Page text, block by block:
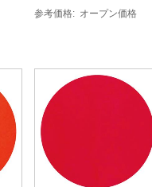
参考価格 オープン価格